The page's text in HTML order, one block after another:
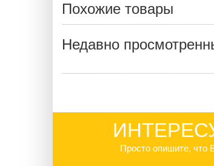
Похожие товары
Недавно
Просто опишите,